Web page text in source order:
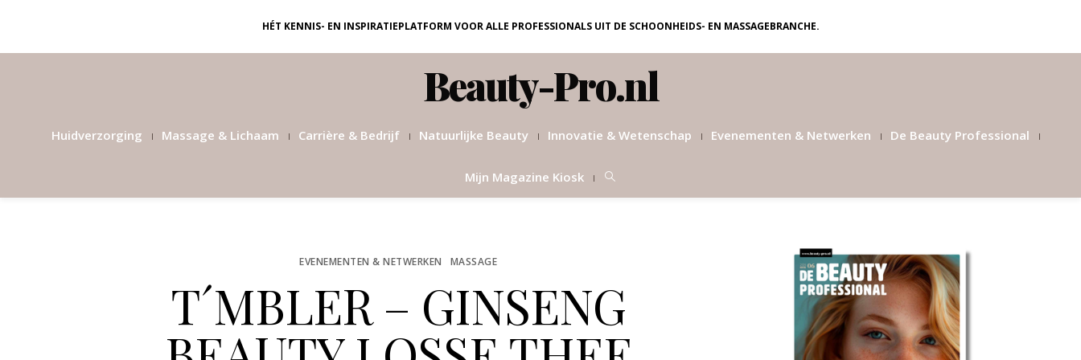
HÉT KENNIS- EN INSPIRATIEPLATFORM VOOR ALLE PROFESSIONALS UIT DE SCHOONHEIDS- EN MASSAGEBRANCHE.
Beauty-Pro.nl
Huidverzorging Massage & Lichaam Carrière & Bedrijf Natuurlijke Beauty Innovatie & Wetenschap Evenementen & Netwerken De Beauty Professional
Mijn Magazine Kiosk
EVENEMENTEN & NETWERKEN MASSAGE
T´MBLER – GINSENG